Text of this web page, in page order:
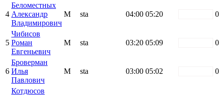
4
Беломестных
Александр
Владимирович
М sta 04:00 05:20 0
5
Чибисов
Роман
Евгеньевич
М sta 03:20 05:09 0
6
Броверман
Илья
Павлович
М sta 03:00 05:02 0
Котдюсов